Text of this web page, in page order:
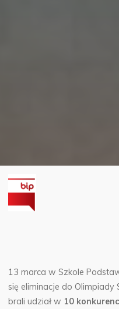
13 marca w Szkole
się eliminacje do Olimpiady
brali udział w 10